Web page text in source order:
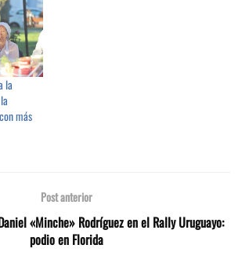
la
más
Post anterior
«Minche» Rodríguez en el Rally Uruguayo:
podio en Florida